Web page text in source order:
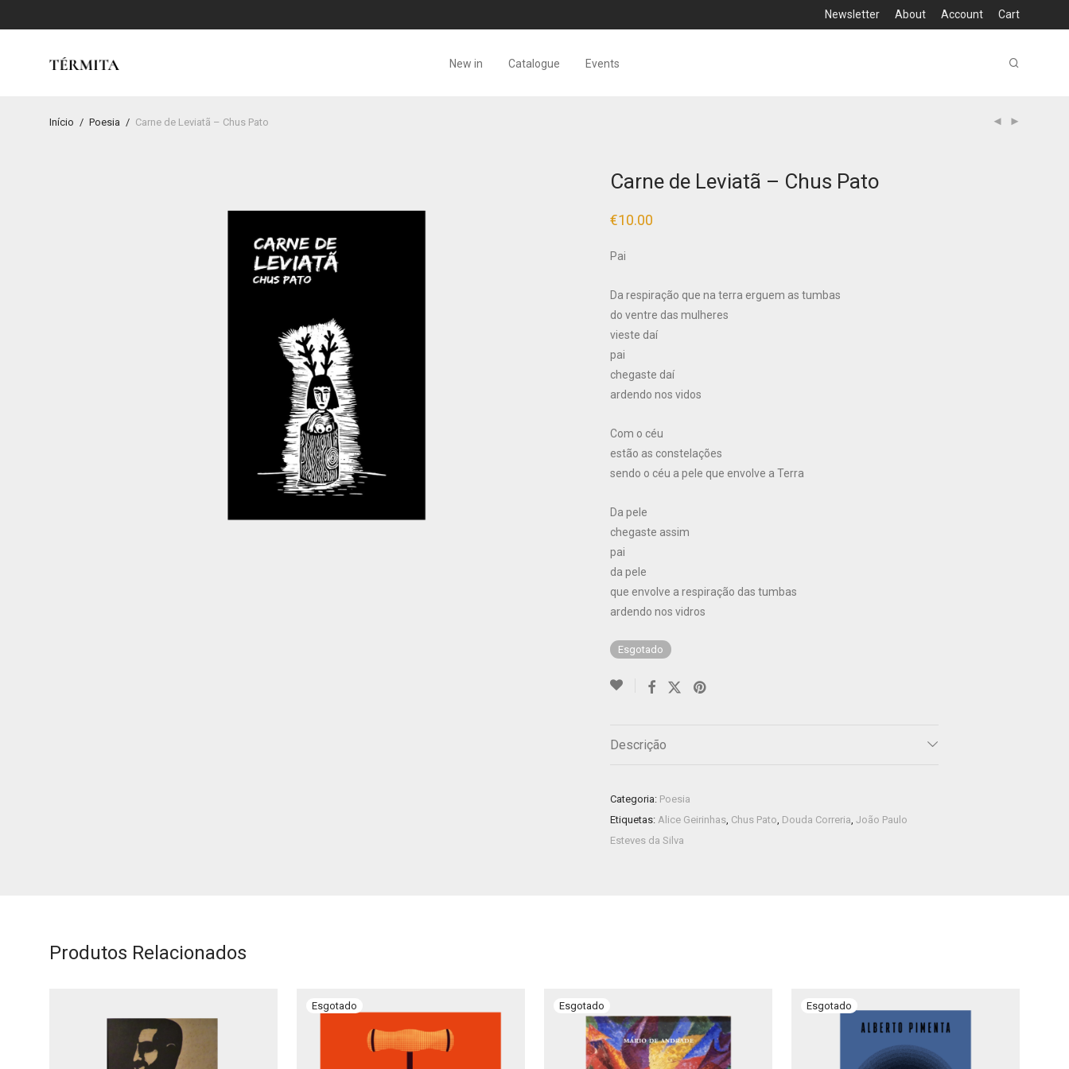
Newsletter About Account Cart
New in Catalogue Events
Início / Poesia / Carne de Leviatã – Chus Pato
Carne de Leviatã – Chus Pato
€10.00
Pai
Da respiração que na terra erguem as tumbas
do ventre das mulheres
vieste daí
pai
chegaste daí
ardendo nos vidos
Com o céu
estão as constelações
sendo o céu a pele que envolve a Terra
Da pele
chegaste assim
pai
da pele
que envolve a respiração das tumbas
ardendo nos vidros
Esgotado
Descrição
Categoria: Poesia
Etiquetas: Alice Geirinhas, Chus Pato, Douda Correria, João Paulo
Esteves da Silva
Produtos Relacionados